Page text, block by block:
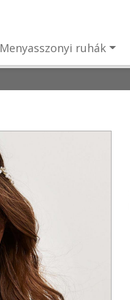
Menyasszonyi ruhák